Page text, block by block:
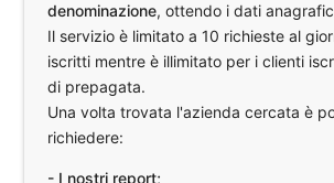
denominazione, ottendo i dati
Il servizio è limitato a 10 richieste al
iscritti mentre è illimitato per i clienti
di prepagata.
Una volta trovata l'azienda cercata è
richiedere:
- I nostri report;